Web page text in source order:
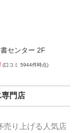
センター 2F
(口コミ 5944件時点)
門店
売り上げる人気店